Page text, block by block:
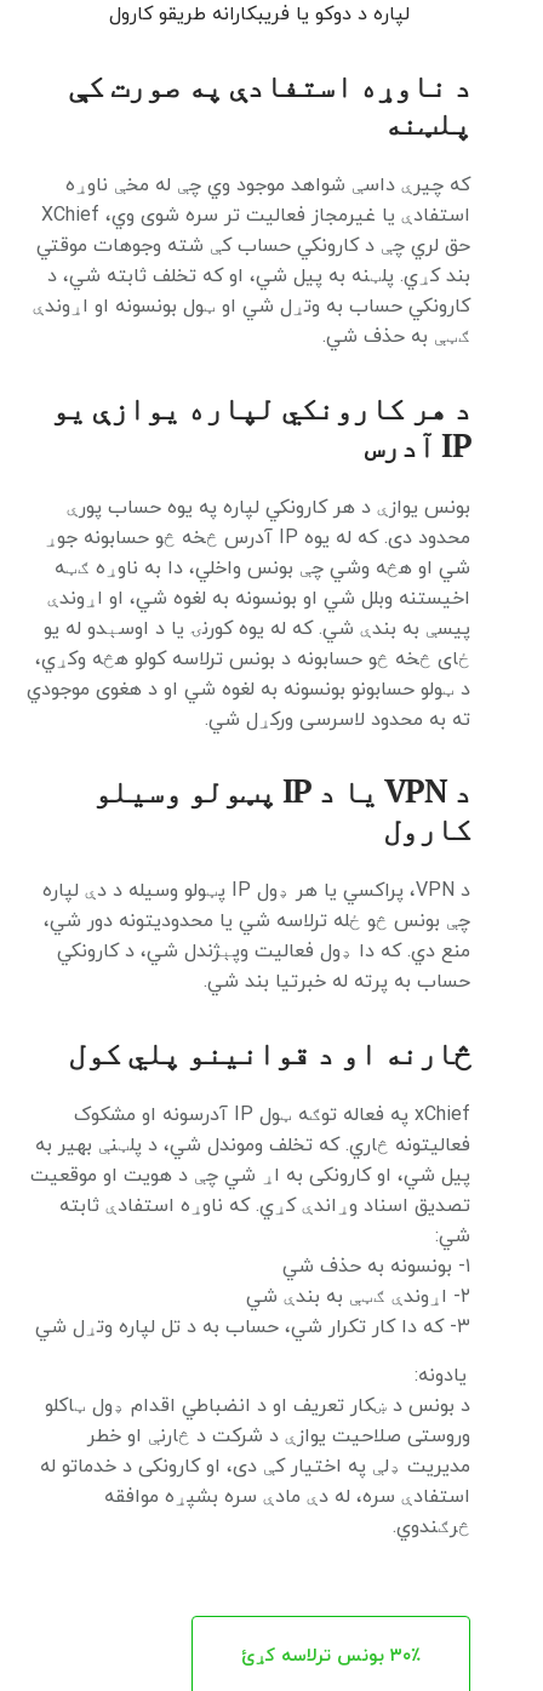
لپاره د دوکو یا فریبکارانه طریقو کارول
د ناوړه استفادې په صورت کې
پلټنه
که چیرې داسې شواهد موجود وي چې له مخې ناوړه
استفادې یا غیرمجاز فعالیت تر سره شوی وي، XChief
حق لري چې د کارونکي حساب کې شته وجوهات موقتي
بند کړي. پلټنه به پیل شي، او که تخلف ثابته شي، د
کارونکي حساب به وتړل شي او ټول بونسونه او اړوندې
ګټې به حذف شي.
د هر کارونکي لپاره یوازې یو
IP آدرس
بونس یوازې د هر کارونکي لپاره په یوه حساب پورې
محدود دی. که له یوه IP آدرس څخه څو حسابونه جوړ
شي او هڅه وشي چې بونس واخلي، دا به ناوړه ګټه
اخیستنه وبلل شي او بونسونه به لغوه شي، او اړوندې
پیسې به بندې شي. که له یوه کورنۍ یا د اوسېدو له یو
ځای څخه څو حسابونه د بونس ترلاسه کولو هڅه وکړي،
د ټولو حسابونو بونسونه به لغوه شي او د هغوی موجودي
ته به محدود لاسرسی ورکړل شي.
د VPN یا د IP پټولو وسیلو
کارول
د VPN، پراکسي یا هر ډول IP پټولو وسیله د دې لپاره
چې بونس څو ځله ترلاسه شي یا محدودیتونه دور شي،
منع دي. که دا ډول فعالیت وپېژندل شي، د کارونکي
حساب به پرته له خبرتیا بند شي.
څارنه او د قوانینو پلي کول
xChief په فعاله توګه ټول IP آدرسونه او مشکوک
فعالیتونه څاري. که تخلف وموندل شي، د پلټنې بهیر به
پیل شي، او کارونکی به اړ شي چې د هویت او موقعیت
تصدیق اسناد وړاندې کړي. که ناوړه استفادې ثابته
شي:
۱- بونسونه به حذف شي
۲- اړوندې ګټې به بندې شي
۳- که دا کار تکرار شي، حساب به د تل لپاره وتړل شي
یادونه:
د بونس د ښکار تعریف او د انضباطي اقدام ډول ټاکلو
وروستی صلاحیت یوازې د شرکت د څارنې او خطر
مدیریت ډلې په اختیار کې دی، او کارونکی د خدماتو له
استفادې سره، له دې مادې سره بشپړه موافقه
څرګندوي.
۳۰٪ بونس ترلاسه کړئ